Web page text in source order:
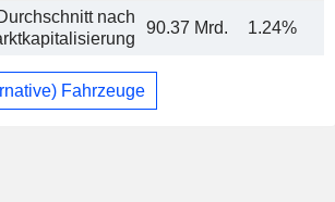
nach
90.37 Mrd. 1.24%
Fahrzeuge